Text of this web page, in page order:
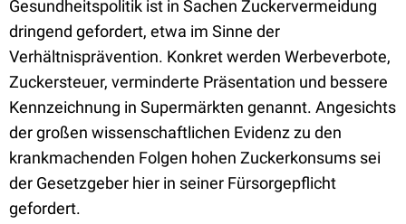
Gesundheitspolitik ist in Sachen Zuckervermeidung
dringend gefordert, etwa im Sinne der
Verhältnisprävention. Konkret werden Werbeverbote,
Zuckersteuer, verminderte Präsentation und bessere
Kennzeichnung in Supermärkten genannt. Angesichts
der großen wissenschaftlichen Evidenz zu den
krankmachenden Folgen hohen Zuckerkonsums sei
der Gesetzgeber hier in seiner Fürsorgepflicht
gefordert.